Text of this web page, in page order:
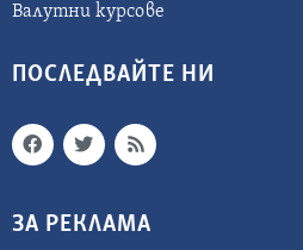
Валутни курсове
ПОСЛЕДВАЙТЕ НИ
ЗА РЕКЛАМА